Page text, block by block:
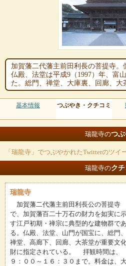
加賀藩二代藩主前田利長の菩提寺。
仏殿、法堂は平成9（1997）年、富
た。総門、禅堂、大庫裏、回廊、大
基本情報 つぶやき・クチコミ
瑞龍寺のつぶ
「瑞龍寺」でつぶやかれたTwitterのツイ
瑞龍寺のクチ
瑞龍寺
加賀藩二代藩主前田利長公の菩提寺
で、加賀藩百二十万石の財力を如実に
す江戸初期・禅宗に典型的な建物群であ
る。仏殿、法堂、山門が国宝に、総門、
禅堂、高廊下、回廊、大茶堂が重要文
財に指定されている。 拝観時間は、
９：００～１６：３０まで。料金は、